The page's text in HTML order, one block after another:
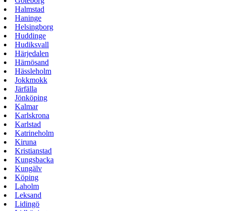
Halmstad
Haninge
Helsingborg
Huddinge
Hudiksvall
Härjedalen
Härnösand
Hässleholm
Jokkmokk
Järfälla
Jönköping
Kalmar
Karlskrona
Karlstad
Katrineholm
Kiruna
Kristianstad
Kungsbacka
Kungälv
Köping
Laholm
Leksand
Lidingö